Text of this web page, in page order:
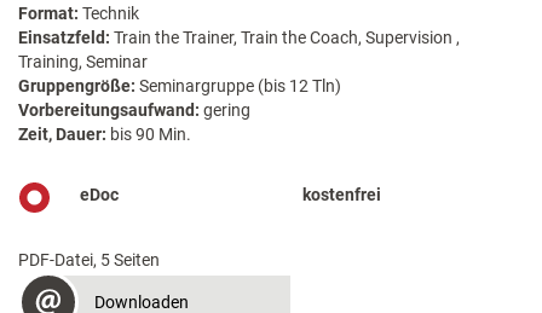
Format: Technik
Einsatzfeld: Train the Trainer, Train the Coach, Supervision ,
Training, Seminar
Gruppengröße: Seminargruppe (bis 12 Tln)
Vorbereitungsaufwand: gering
Zeit, Dauer: bis 90 Min.
eDoc kostenfrei
PDF-Datei, 5 Seiten
Downloaden